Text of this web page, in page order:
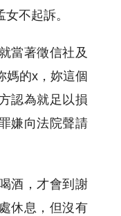
不起訴。
當著徵信社及
媽的x，妳這個
認為就足以損
嫌向法院聲請
酒，才會到謝
休息，但沒有